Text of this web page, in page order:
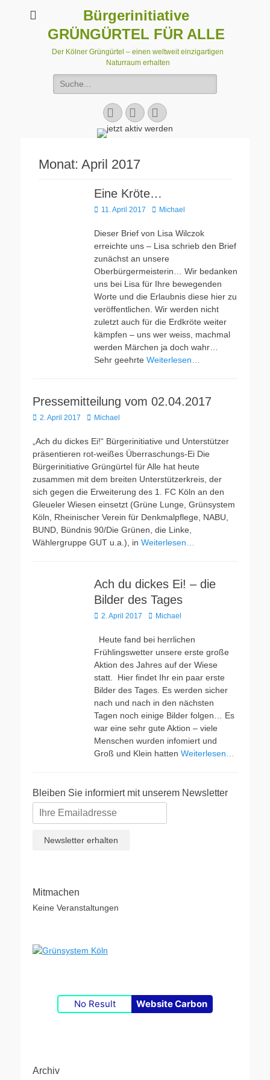
Bürgerinitiative
GRÜNGÜRTEL FÜR ALLE
Der Kölner Grüngürtel – einen weltweit einzigartigen
Naturraum erhalten
Suchen
nach:
Facebook
E-
Mail
Instagram
Monat: April 2017
Eine Kröte…
Veröffentlicht
11. April 2017 AutorMichael
Dieser Brief von Lisa Wilczok
erreichte uns – Lisa schrieb den Brief
zunächst an unsere
Oberbürgermeisterin… Wir bedanken
uns bei Lisa für Ihre bewegenden
Worte und die Erlaubnis diese hier zu
veröffentlichen. Wir werden nicht
zuletzt auch für die Erdkröte weiter
kämpfen – uns wer weiss, machmal
werden Märchen ja doch wahr…
Sehr geehrte Weiterlesen…
Pressemitteilung vom 02.04.2017
Veröffentlicht
2. April 2017 AutorMichael
„Ach du dickes Ei!“ Bürgerinitiative und Unterstützer
präsentieren rot-weißes Überraschungs-Ei Die
Bürgerinitiative Grüngürtel für Alle hat heute
zusammen mit dem breiten Unterstützerkreis, der
sich gegen die Erweiterung des 1. FC Köln an den
Gleueler Wiesen einsetzt (Grüne Lunge, Grünsystem
Köln, Rheinischer Verein für Denkmalpflege, NABU,
BUND, Bündnis 90/Die Grünen, die Linke,
Wählergruppe GUT u.a.), in Weiterlesen…
Ach du dickes Ei! – die
Bilder des Tages
Veröffentlicht
2. April 2017 AutorMichael
Heute fand bei herrlichen
Frühlingswetter unsere erste große
Aktion des Jahres auf der Wiese
statt. Hier findet Ihr ein paar erste
Bilder des Tages. Es werden sicher
nach und nach in den nächsten
Tagen noch einige Bilder folgen… Es
war eine sehr gute Aktion – viele
Menschen wurden infomiert und
Groß und Klein hatten Weiterlesen…
Bleiben Sie informiert mit unserem Newsletter
Mitmachen
Keine Veranstaltungen
No Result Website Carbon
Archiv